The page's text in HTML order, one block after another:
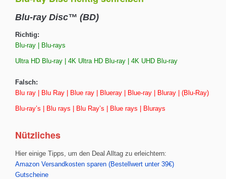
Blu-ray Disc™ (BD)
Richtig:
Blu-ray | Blu-rays
Ultra HD Blu-ray | 4K Ultra HD Blu-ray | 4K UHD Blu-ray
Falsch:
Blu ray | Blu Ray | Blue ray | Blueray | Blue-ray | Bluray | (Blu-Ray)
Blu-ray’s | Blu rays | Blu Ray’s | Blue rays | Blurays
Nützliches
Hier einige Tipps, um den Deal Alltag zu erleichtern:
Amazon Versandkosten sparen (Bestellwert unter 39€)
Gutscheine